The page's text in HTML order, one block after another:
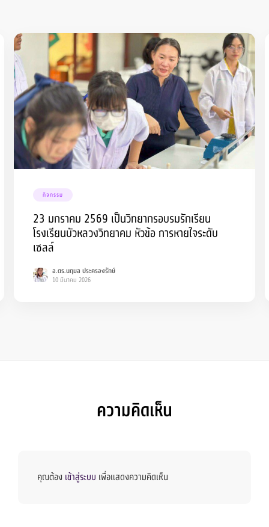
กิจกรรม
23 มกราคม 2569 เป็นวิทยากรอบรมรักเรียน
โรงเรียนบัวหลวงวิทยาคม หัวข้อ การหายใจระดับ
เซลล์
อ.ดร.นฤมล ประครองรักษ์
10 มีนาคม 2026
ความคิดเห็น
คุณต้อง เข้าสู่ระบบ เพื่อแสดงความคิดเห็น